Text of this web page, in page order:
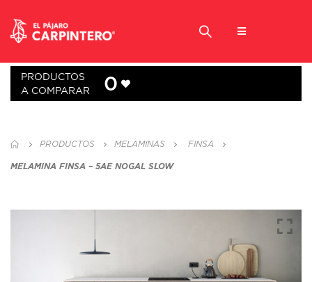
PRODUCTOS
A COMPARAR
0
PRODUCTOS MELAMINAS FINSA
MELAMINA FINSA – 5AE NOGAL SLOW